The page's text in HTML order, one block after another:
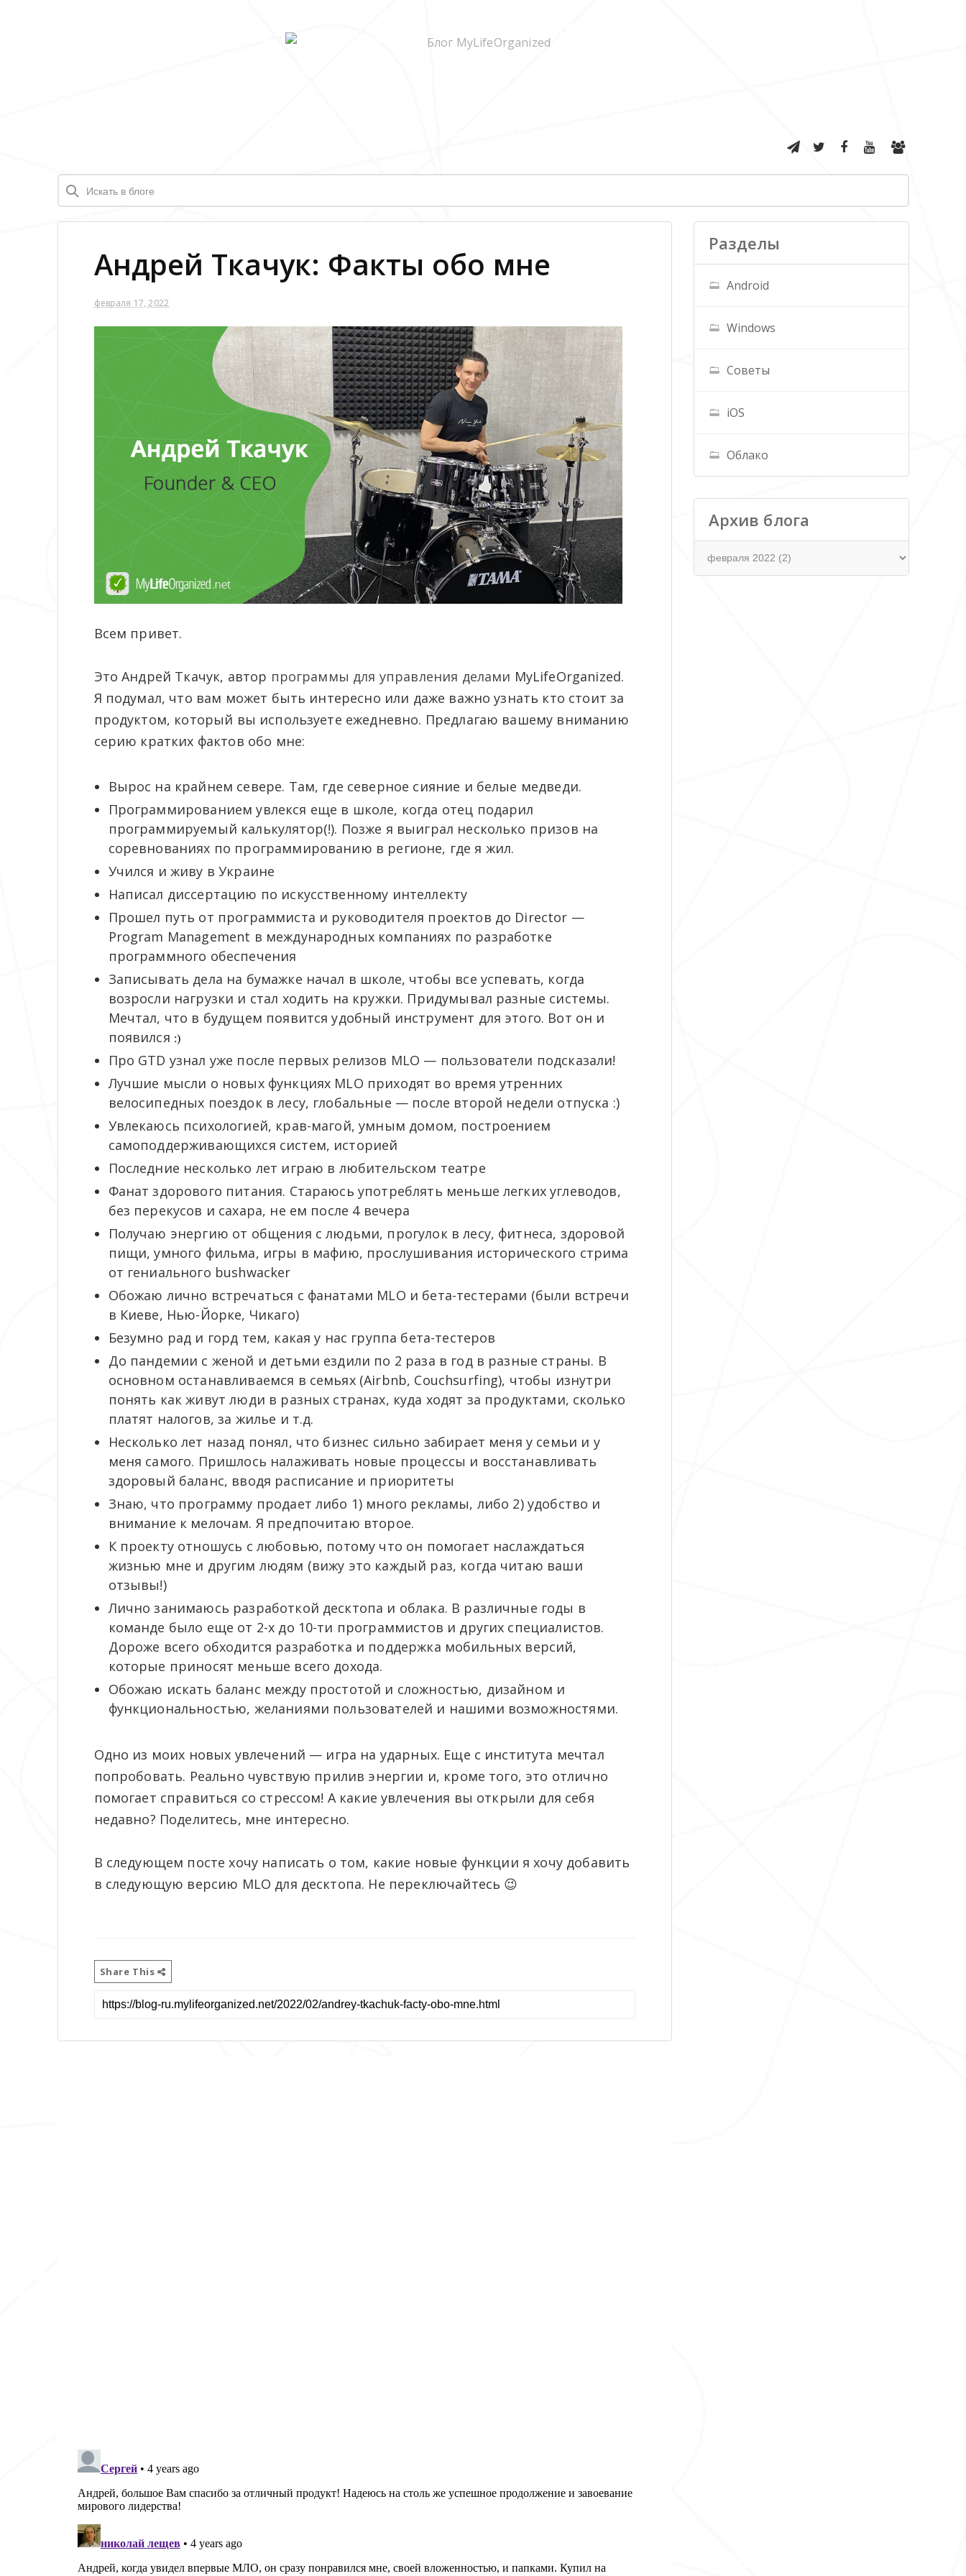
Андрей Ткачук: Факты обо мне
февраля 17, 2022
Всем привет.
Это Андрей Ткачук, автор программы для управления делами MyLifeOrganized.
Я подумал, что вам может быть интересно или даже важно узнать кто стоит за
продуктом, который вы используете ежедневно. Предлагаю вашему вниманию
серию кратких фактов обо мне:
Вырос на крайнем севере. Там, где северное сияние и белые медведи.
Программированием увлекся еще в школе, когда отец подарил
программируемый калькулятор(!). Позже я выиграл несколько призов на
соревнованиях по программированию в регионе, где я жил.
Учился и живу в Украине
Написал диссертацию по искусственному интеллекту
Прошел путь от программиста и руководителя проектов до Director —
Program Management в международных компаниях по разработке
программного обеспечения
Записывать дела на бумажке начал в школе, чтобы все успевать, когда
возросли нагрузки и стал ходить на кружки. Придумывал разные системы.
Мечтал, что в будущем появится удобный инструмент для этого. Вот он и
появился :)
Про GTD узнал уже после первых релизов MLO — пользователи подсказали!
Лучшие мысли о новых функциях MLO приходят во время утренних
велосипедных поездок в лесу, глобальные — после второй недели отпуска :)
Увлекаюсь психологией, крав-магой, умным домом, построением
самоподдерживающихся систем, историей
Последние несколько лет играю в любительском театре
Фанат здорового питания. Стараюсь употреблять меньше легких углеводов,
без перекусов и сахара, не ем после 4 вечера
Получаю энергию от общения с людьми, прогулок в лесу, фитнеса, здоровой
пищи, умного фильма, игры в мафию, прослушивания исторического стрима
от гениального bushwacker
Обожаю лично встречаться с фанатами MLO и бета-тестерами (были встречи
в Киеве, Нью-Йорке, Чикаго)
Безумно рад и горд тем, какая у нас группа бета-тестеров
До пандемии с женой и детьми ездили по 2 раза в год в разные страны. В
основном останавливаемся в семьях (Airbnb, Couchsurfing), чтобы изнутри
понять как живут люди в разных странах, куда ходят за продуктами, сколько
платят налогов, за жилье и т.д.
Несколько лет назад понял, что бизнес сильно забирает меня у семьи и у
меня самого. Пришлось налаживать новые процессы и восстанавливать
здоровый баланс, вводя расписание и приоритеты
Знаю, что программу продает либо 1) много рекламы, либо 2) удобство и
внимание к мелочам. Я предпочитаю второе.
К проекту отношусь с любовью, потому что он помогает наслаждаться
жизнью мне и другим людям (вижу это каждый раз, когда читаю ваши
отзывы!)
Лично занимаюсь разработкой десктопа и облака. В различные годы в
команде было еще от 2-х до 10-ти программистов и других специалистов.
Дороже всего обходится разработка и поддержка мобильных версий,
которые приносят меньше всего дохода.
Обожаю искать баланс между простотой и сложностью, дизайном и
функциональностью, желаниями пользователей и нашими возможностями.
Одно из моих новых увлечений — игра на ударных. Еще с института мечтал
попробовать. Реально чувствую прилив энергии и, кроме того, это отлично
помогает справиться со стрессом! А какие увлечения вы открыли для себя
недавно? Поделитесь, мне интересно.
В следующем посте хочу написать о том, какие новые функции я хочу добавить
в следующую версию MLO для десктопа. Не переключайтесь 😉
Share This
Разделы
Android
Windows
Советы
iOS
Облако
Архив блога